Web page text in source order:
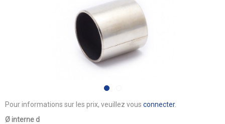
Pour informations sur les prix, veuillez vous connecter.
Ø interne d